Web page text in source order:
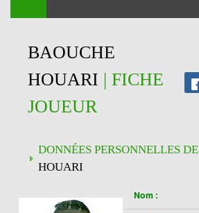
BAOUCHE
HOUARI | FICHE
JOUEUR
DONNÉES PERSONNELLES DE
HOUARI
Nom :